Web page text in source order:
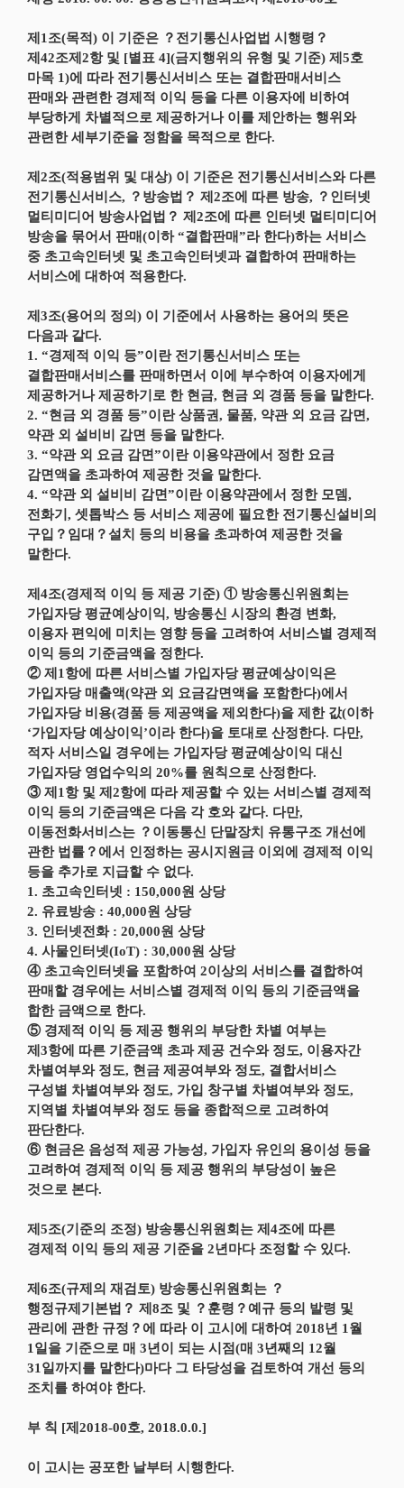
제1조(목적) 이 기준은 ？전기통신사업법 시행령？
제42조제2항 및 [별표 4](금지행위의 유형 및 기준) 제5호
마목 1)에 따라 전기통신서비스 또는 결합판매서비스
판매와 관련한 경제적 이익 등을 다른 이용자에 비하여
부당하게 차별적으로 제공하거나 이를 제안하는 행위와
관련한 세부기준을 정함을 목적으로 한다.
제2조(적용범위 및 대상) 이 기준은 전기통신서비스와 다른
전기통신서비스, ？방송법？ 제2조에 따른 방송, ？인터넷
멀티미디어 방송사업법？ 제2조에 따른 인터넷 멀티미디어
방송을 묶어서 판매(이하 “결합판매”라 한다)하는 서비스
중 초고속인터넷 및 초고속인터넷과 결합하여 판매하는
서비스에 대하여 적용한다.
제3조(용어의 정의) 이 기준에서 사용하는 용어의 뜻은
다음과 같다.
1. “경제적 이익 등”이란 전기통신서비스 또는
결합판매서비스를 판매하면서 이에 부수하여 이용자에게
제공하거나 제공하기로 한 현금, 현금 외 경품 등을 말한다.
2. “현금 외 경품 등”이란 상품권, 물품, 약관 외 요금 감면,
약관 외 설비비 감면 등을 말한다.
3. “약관 외 요금 감면”이란 이용약관에서 정한 요금
감면액을 초과하여 제공한 것을 말한다.
4. “약관 외 설비비 감면”이란 이용약관에서 정한 모뎀,
전화기, 셋톱박스 등 서비스 제공에 필요한 전기통신설비의
구입？임대？설치 등의 비용을 초과하여 제공한 것을
말한다.
제4조(경제적 이익 등 제공 기준) ① 방송통신위원회는
가입자당 평균예상이익, 방송통신 시장의 환경 변화,
이용자 편익에 미치는 영향 등을 고려하여 서비스별 경제적
이익 등의 기준금액을 정한다.
② 제1항에 따른 서비스별 가입자당 평균예상이익은
가입자당 매출액(약관 외 요금감면액을 포함한다)에서
가입자당 비용(경품 등 제공액을 제외한다)을 제한 값(이하
‘가입자당 예상이익’이라 한다)을 토대로 산정한다. 다만,
적자 서비스일 경우에는 가입자당 평균예상이익 대신
가입자당 영업수익의 20%를 원칙으로 산정한다.
③ 제1항 및 제2항에 따라 제공할 수 있는 서비스별 경제적
이익 등의 기준금액은 다음 각 호와 같다. 다만,
이동전화서비스는 ？이동통신 단말장치 유통구조 개선에
관한 법률？에서 인정하는 공시지원금 이외에 경제적 이익
등을 추가로 지급할 수 없다.
1. 초고속인터넷 : 150,000원 상당
2. 유료방송 : 40,000원 상당
3. 인터넷전화 : 20,000원 상당
4. 사물인터넷(IoT) : 30,000원 상당
④ 초고속인터넷을 포함하여 2이상의 서비스를 결합하여
판매할 경우에는 서비스별 경제적 이익 등의 기준금액을
합한 금액으로 한다.
⑤ 경제적 이익 등 제공 행위의 부당한 차별 여부는
제3항에 따른 기준금액 초과 제공 건수와 정도, 이용자간
차별여부와 정도, 현금 제공여부와 정도, 결합서비스
구성별 차별여부와 정도, 가입 창구별 차별여부와 정도,
지역별 차별여부와 정도 등을 종합적으로 고려하여
판단한다.
⑥ 현금은 음성적 제공 가능성, 가입자 유인의 용이성 등을
고려하여 경제적 이익 등 제공 행위의 부당성이 높은
것으로 본다.
제5조(기준의 조정) 방송통신위원회는 제4조에 따른
경제적 이익 등의 제공 기준을 2년마다 조정할 수 있다.
제6조(규제의 재검토) 방송통신위원회는 ？
행정규제기본법？ 제8조 및 ？훈령？예규 등의 발령 및
관리에 관한 규정？에 따라 이 고시에 대하여 2018년 1월
1일을 기준으로 매 3년이 되는 시점(매 3년째의 12월
31일까지를 말한다)마다 그 타당성을 검토하여 개선 등의
조치를 하여야 한다.
부 칙 [제2018-00호, 2018.0.0.]
이 고시는 공포한 날부터 시행한다.